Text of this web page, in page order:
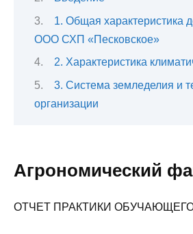
1. Общая характеристика
ООО СХП «Песковское»
2. Характеристика
3. Система земледелия и
организации
Агрономический
ОТЧЕТ ПРАКТИКИ